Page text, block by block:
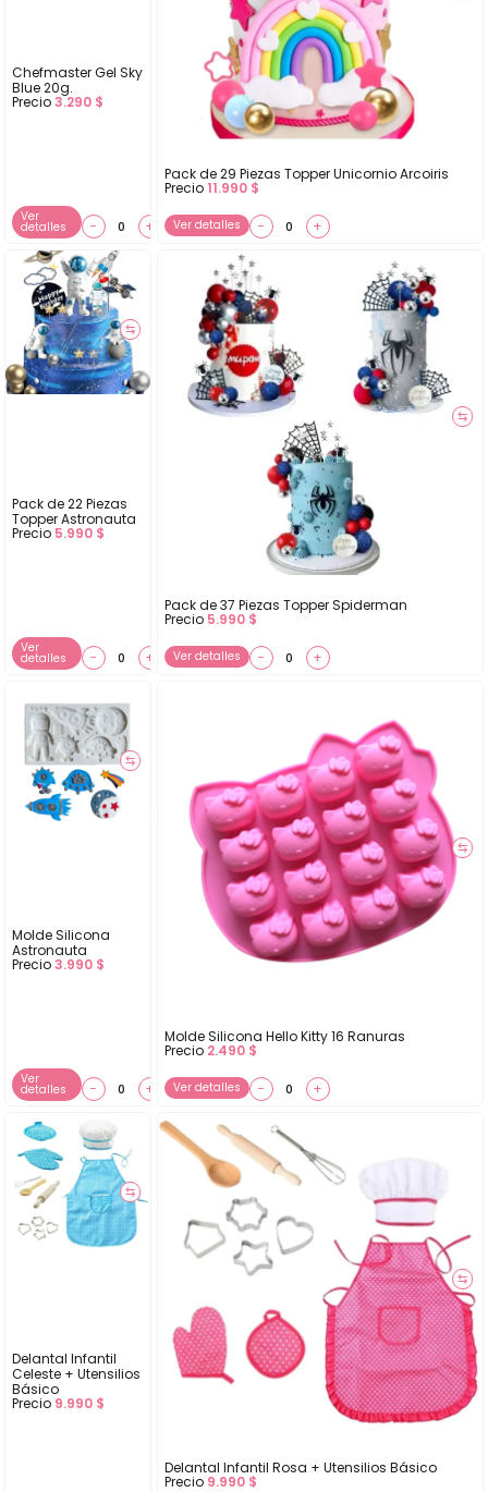
Chefmaster Gel Sky
Blue 20g.
Precio3.290 $
Ver
detalles − +
Pack de 29 Piezas Topper Unicornio Arcoiris
Precio 11.990 $
Ver detalles − +
⇆
Pack de 22 Piezas
Topper Astronauta
Precio 5.990 $
Ver
detalles − +
⇆
Pack de 37 Piezas Topper Spiderman
Precio 5.990 $
Ver detalles − +
⇆
Molde Silicona
Astronauta
Precio3.990 $
Ver
detalles − +
⇆
Molde Silicona Hello Kitty 16 Ranuras
Precio 2.490 $
Ver detalles − +
⇆
Delantal Infantil
Celeste + Utensilios
Básico
Precio 9.990 $
⇆
Delantal Infantil Rosa + Utensilios Básico
Precio 9.990 $